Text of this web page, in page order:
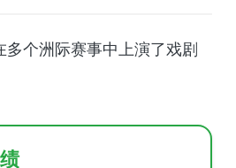
个洲际赛事中上演了戏剧